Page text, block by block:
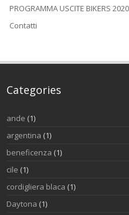
PROGRAMMA USCITE BIKERS 2020
Contatti
Categories
ande (1)
argentina (1)
beneficenza (1)
cile (1)
cordigliera blaca (1)
Daytona (1)